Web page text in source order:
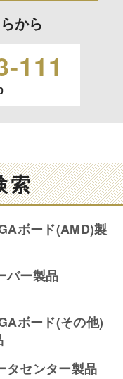
（「開示等」とい
口へご連絡願いま
った場合、情報の
から
111
索
ボード(AMD)製
バー製品
ボード(その他)
タセンター製品